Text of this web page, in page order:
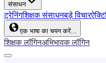
संसाधन
ट्रेनिंगशिक्षक संसाधनबड़े विचार
एक भाषा का चयन करें...
शिक्षक लॉगिनअभिभावक लॉगिन